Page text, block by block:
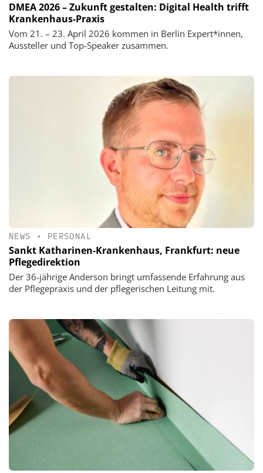
DMEA 2026 – Zukunft gestalten: Digital Health trifft
Krankenhaus-Praxis
Vom 21. – 23. April 2026 kommen in Berlin Expert*innen,
Aussteller und Top-Speaker zusammen.
NEWS • PERSONAL
Sankt Katharinen-Krankenhaus, Frankfurt: neue
Pflegedirektion
Der 36-jährige Anderson bringt umfassende Erfahrung aus
der Pflegepraxis und der pflegerischen Leitung mit.